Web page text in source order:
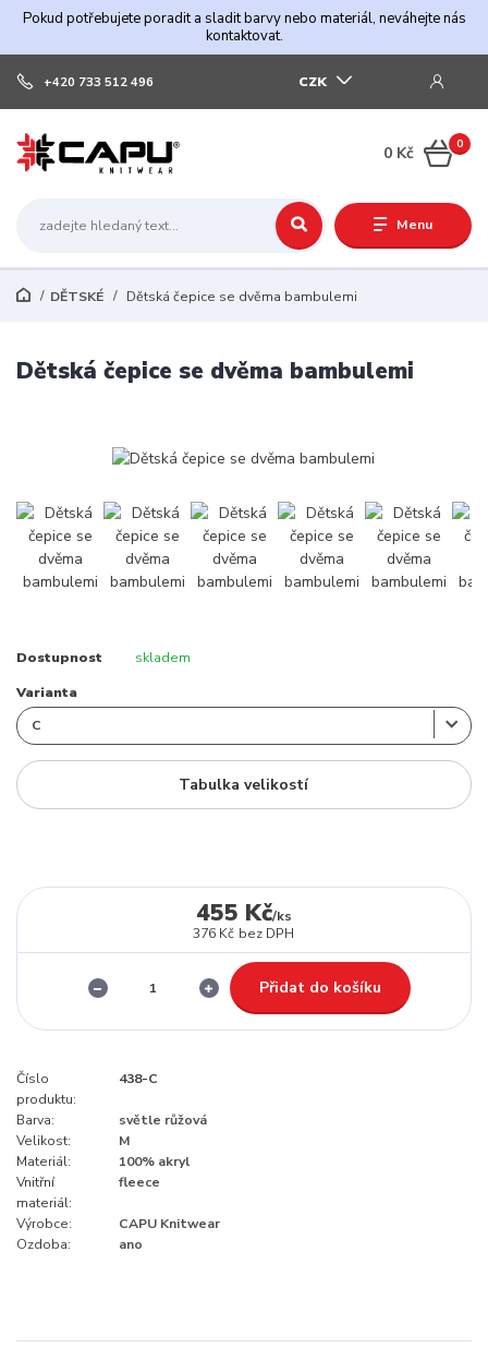
Pokud potřebujete poradit a sladit barvy nebo materiál, neváhejte nás
kontaktovat.
Menu
CZK
+420 733 512 496
0
0 Kč
DĚTSKÉ Dětská čepice se dvěma bambulemi
Dětská čepice se dvěma bambulemi
Dostupnost skladem
Varianta
Tabulka velikostí
455 Kč/ks
376 Kč bez DPH
Přidat do košíku
Číslo
produktu:
438-C
Barva:
světle růžová
Velikost:
M
Materiál:
100% akryl
Vnitřní
materiál:
fleece
Výrobce:
CAPU Knitwear
Ozdoba:
ano